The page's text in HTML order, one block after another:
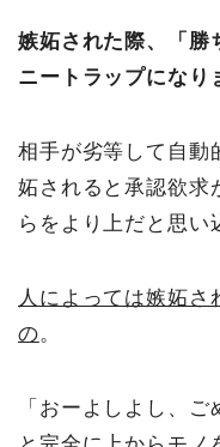
嫉妬された際、「勝
ニートラップになり
相手が劣等して自動
妬されると承認欲求
らをより上だと思い
人によっては嫉妬さ
の。
「おーよしよし、